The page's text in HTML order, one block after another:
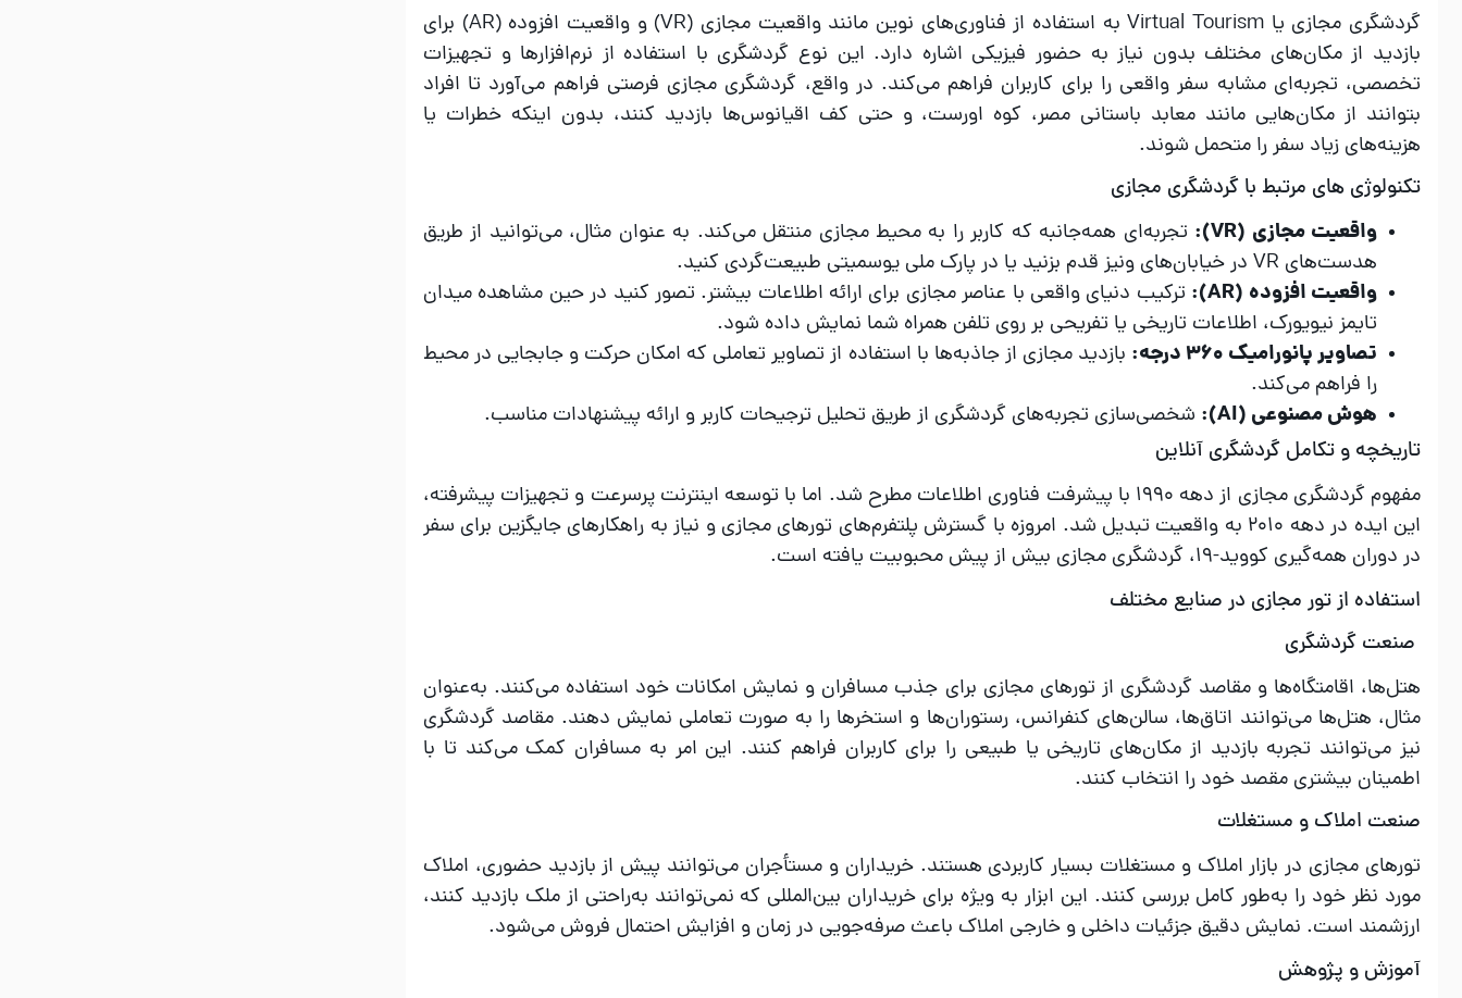
گردشگری مجازی یا Virtual Tourism به استفاده از فناوری‌های نوین مانند واقعیت مجازی (VR) و واقعیت افزوده (AR) برای
بازدید از مکان‌های مختلف بدون نیاز به حضور فیزیکی اشاره دارد. این نوع گردشگری با استفاده از نرم‌افزارها و تجهیزات
تخصصی، تجربه‌ای مشابه سفر واقعی را برای کاربران فراهم می‌کند. در واقع، گردشگری مجازی فرصتی فراهم می‌آورد تا افراد
بتوانند از مکان‌هایی مانند معابد باستانی مصر، کوه اورست، و حتی کف اقیانوس‌ها بازدید کنند، بدون اینکه خطرات یا
هزینه‌های زیاد سفر را متحمل شوند.
تکنولوژی‌ های مرتبط با گردشگری مجازی
واقعیت مجازی (VR):
تجربه‌ای همه‌جانبه که کاربر را به محیط مجازی منتقل می‌کند. به عنوان مثال، می‌توانید از طریق
هدست‌های VR در خیابان‌های ونیز قدم بزنید یا در پارک ملی یوسمیتی طبیعت‌گردی کنید.
واقعیت افزوده (AR):
ترکیب دنیای واقعی با عناصر مجازی برای ارائه اطلاعات بیشتر. تصور کنید در حین مشاهده میدان
تایمز نیویورک، اطلاعات تاریخی یا تفریحی بر روی تلفن همراه شما نمایش داده شود.
تصاویر پانورامیک 360 درجه:
بازدید مجازی از جاذبه‌ها با استفاده از تصاویر تعاملی که امکان حرکت و جابجایی در محیط
را فراهم می‌کند.
هوش مصنوعی (AI):
شخصی‌سازی تجربه‌های گردشگری از طریق تحلیل ترجیحات کاربر و ارائه پیشنهادات مناسب.
تاریخچه و تکامل گردشگری آنلاین
مفهوم گردشگری مجازی از دهه 1990 با پیشرفت فناوری اطلاعات مطرح شد. اما با توسعه اینترنت پرسرعت و تجهیزات پیشرفته،
این ایده در دهه 2010 به واقعیت تبدیل شد. امروزه با گسترش پلتفرم‌های تورهای مجازی و نیاز به راهکارهای جایگزین برای سفر
در دوران همه‌گیری کووید-19، گردشگری مجازی بیش از پیش محبوبیت یافته است.
استفاده از تور مجازی در صنایع مختلف
صنعت گردشگری
هتل‌ها، اقامتگاه‌ها و مقاصد گردشگری از تورهای مجازی برای جذب مسافران و نمایش امکانات خود استفاده می‌کنند. به‌عنوان
مثال، هتل‌ها می‌توانند اتاق‌ها، سالن‌های کنفرانس، رستوران‌ها و استخرها را به صورت تعاملی نمایش دهند. مقاصد گردشگری
نیز می‌توانند تجربه بازدید از مکان‌های تاریخی یا طبیعی را برای کاربران فراهم کنند. این امر به مسافران کمک می‌کند تا با
اطمینان بیشتری مقصد خود را انتخاب کنند.
صنعت املاک و مستغلات
تورهای مجازی در بازار املاک و مستغلات بسیار کاربردی هستند. خریداران و مستأجران می‌توانند پیش از بازدید حضوری، املاک
مورد نظر خود را به‌طور کامل بررسی کنند. این ابزار به ویژه برای خریداران بین‌المللی که نمی‌توانند به‌راحتی از ملک بازدید کنند،
ارزشمند است. نمایش دقیق جزئیات داخلی و خارجی املاک باعث صرفه‌جویی در زمان و افزایش احتمال فروش می‌شود.
آموزش و پژوهش